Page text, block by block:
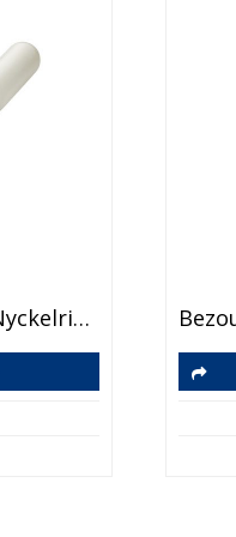
Fender Flytande Nyckelring